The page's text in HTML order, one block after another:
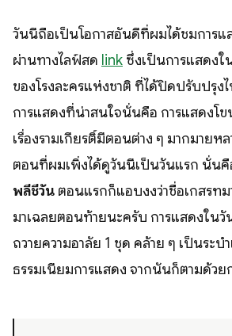
วันนี้ถือเป็นโอกาสอันดีที่ผมได้ชมการ
ผ่านทางไลฟ์สด link ซึ่งเป็นการแสดง
ของโรงละครแห่งชาติ ที่ได้ปิดปรับปรุง
การแสดงที่น่าสนใจนั่นคือ การแสดงโ
เรื่องรามเกียรติ์มีตอนต่าง ๆ มากมาย
ตอนที่ผมเพิ่งได้ดูวันนี้เป็นวันแรก นั่นคื
พลีชีวัน ตอนแรกก็แอบงงว่าชื่อเกสรทม
มาเฉลยตอนท้ายนะครับ การแสดงในวั
ถวายความอาลัย 1 ชุด คล้าย ๆ เป็นระบ
ธรรมเนียมการแสดง จากนั้นก็ตามด้วย